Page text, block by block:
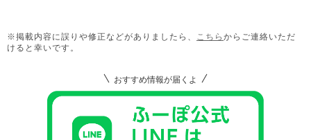
※掲載内容に誤りや修正などがありましたら、 こちら からご連絡いただ
けると幸いです。
おすすめ情報が届くよ